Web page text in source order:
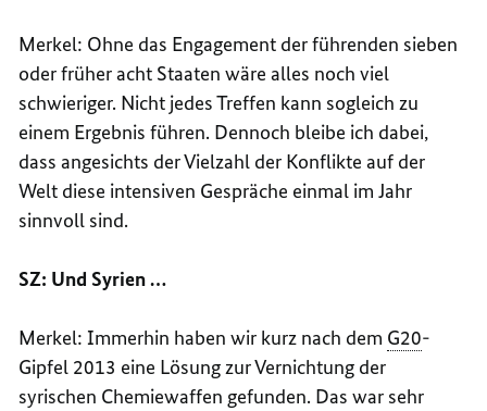
Merkel: Ohne das Engagement der führenden sieben
oder früher acht Staaten wäre alles noch viel
schwieriger. Nicht jedes Treffen kann sogleich zu
einem Ergebnis führen. Dennoch bleibe ich dabei,
dass angesichts der Vielzahl der Konflikte auf der
Welt diese intensiven Gespräche einmal im Jahr
sinnvoll sind.
SZ: Und Syrien …
Merkel: Immerhin haben wir kurz nach dem G20-
Gipfel 2013 eine Lösung zur Vernichtung der
syrischen Chemiewaffen gefunden. Das war sehr